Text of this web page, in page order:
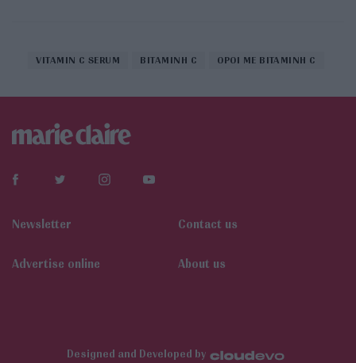
VITAMIN C SERUM ΒΙΤΑΜΙΝΗ C ΟΡΟΙ ΜΕ ΒΙΤΑΜΙΝΗ C
Newsletter Contact us
Αdvertise online About us
Designed and Developed by